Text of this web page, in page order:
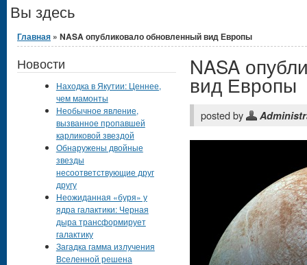
Вы здесь
Главная » NASA опубликовало обновленный вид Европы
NASA
вид Европы
posted by
Новости
Находка в Якутии: Ценнее,
чем мамонты
Необычное явление,
вызванное пропавшей
карликовой звездой
Обнаружены двойные
звезды
несоответствующие друг
другу
Неожиданная «буря» у
ядра галактики: Черная
дыра трансформирует
галактику
Загадка гамма излучения
Вселенной решена